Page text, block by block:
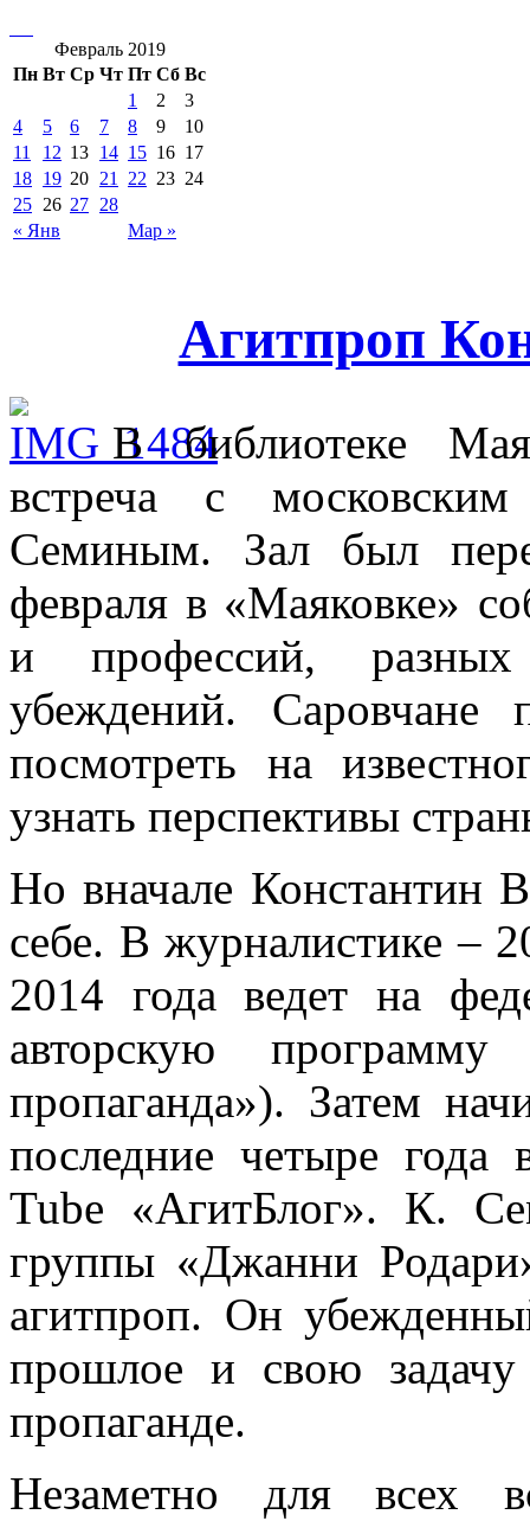
Февраль 2019
Пн Вт Ср Чт Пт Сб Вс
« Янв Мар »
1 2
3
4
5 6 7 8 9
10
11
12 13 14 15 16 17
18 19 20 21 22 23 24
25 26 27 28
Агитпроп
В библиотеке
встреча с
Семиным. Зал был
февраля в «Маяковке»
и профессий, разных
убеждений. Саровчане
посмотреть на
узнать перспективы
Но вначале Константин
себе. В журналистике –
2014 года ведет на
авторскую
пропаганда»). Затем
последние четыре года
Tube «АгитБлог». К.
группы «Джанни
агитпроп. Он
прошлое и свою
пропаганде.
Незаметно для всех